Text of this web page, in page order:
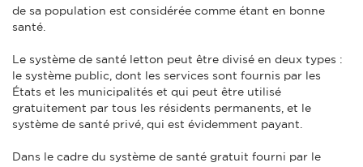
de sa population est considérée comme étant en bonne
santé.
Le système de santé letton peut être divisé en deux types :
le système public, dont les services sont fournis par les
États et les municipalités et qui peut être utilisé
gratuitement par tous les résidents permanents, et le
système de santé privé, qui est évidemment payant.
Dans le cadre du système de santé gratuit fourni par le